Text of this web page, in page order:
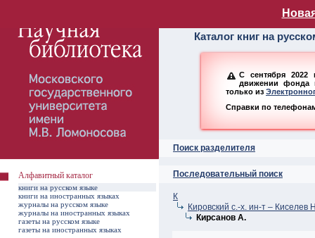
Алфавитный
Каталог книг на
С сентября 2022
движении фонда
только из
Справки по
Поиск разделителя
Последовательный поиск
К
Кировский с.-х. ин-т – Киселев
Кирсанов А.
Алфавитный каталог
книги на русском языке
книги на иностранных языках
журналы на русском языке
журналы на иностранных языках
газеты на русском языке
газеты на иностранных языках